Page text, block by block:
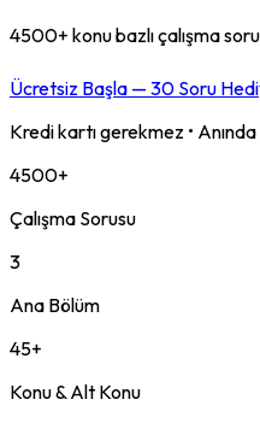
4500+ konu bazlı çalışma
Ücretsiz Başla — 30 Soru
Kredi kartı gerekmez •
4500+
Çalışma Sorusu
3
Ana Bölüm
45+
Konu & Alt Konu